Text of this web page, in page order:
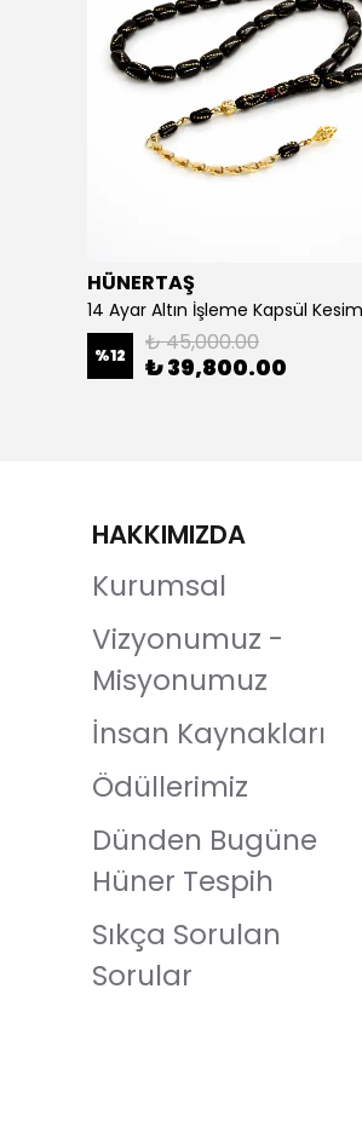
HÜNERTAŞ
%12 ₺ 45,000.00
₺ 39,800.00
HAKKIMIZDA
Kurumsal
Vizyonumuz -
Misyonumuz
İnsan Kaynakları
Ödüllerimiz
Dünden Bugüne
Hüner Tespih
Sıkça Sorulan
Sorular